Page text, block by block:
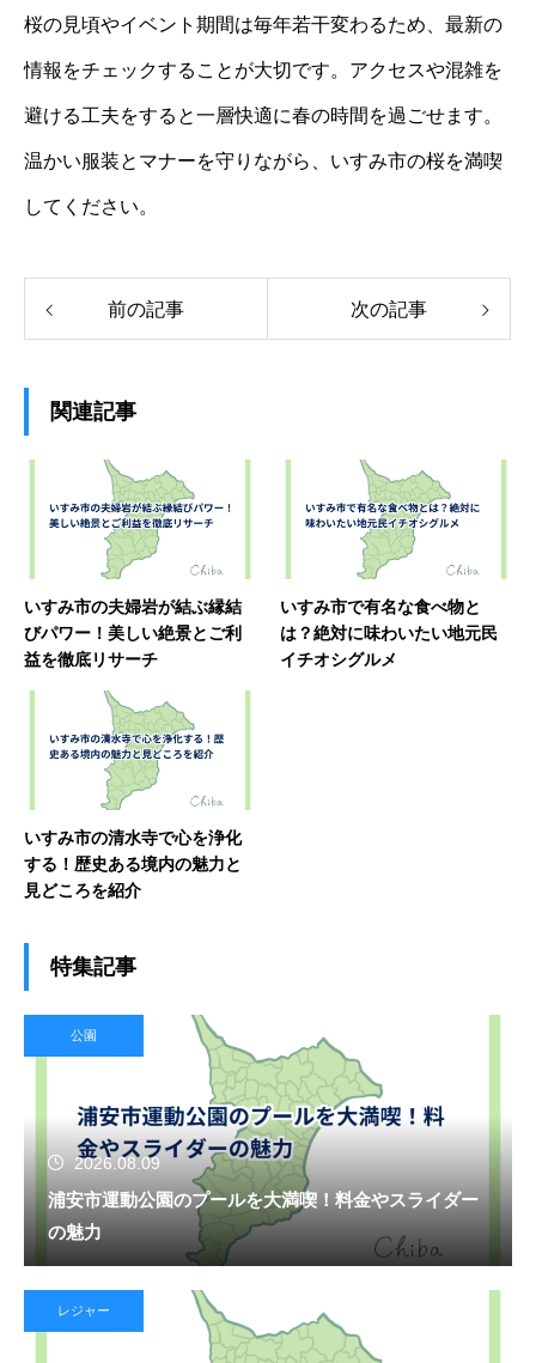
桜の見頃やイベント期間は毎年若干変わるため、最新の
情報をチェックすることが大切です。アクセスや混雑を
避ける工夫をすると一層快適に春の時間を過ごせます。
温かい服装とマナーを守りながら、いすみ市の桜を満喫
してください。
前の記事 次の記事
関連記事
いすみ市の夫婦岩が結ぶ縁結
びパワー！美しい絶景とご利
益を徹底リサーチ
いすみ市で有名な食べ物と
は？絶対に味わいたい地元民
イチオシグルメ
いすみ市の清水寺で心を浄化
する！歴史ある境内の魅力と
見どころを紹介
特集記事
公園
2026.08.09
浦安市運動公園のプールを大満喫！料金やスライダー
の魅力
レジャー